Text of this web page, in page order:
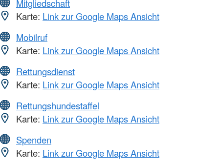
Mitgliedschaft
Karte: Link zur Google Maps Ansicht
Mobilruf
Karte: Link zur Google Maps Ansicht
Rettungsdienst
Karte: Link zur Google Maps Ansicht
Rettungshundestaffel
Karte: Link zur Google Maps Ansicht
Spenden
Karte: Link zur Google Maps Ansicht